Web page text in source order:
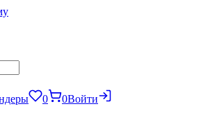
0 0Войти